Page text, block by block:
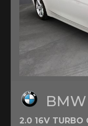
BMW
2.0 16V TURBO